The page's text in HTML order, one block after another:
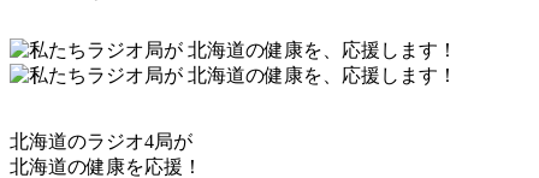
北海道のラジオ4局が
北海道の健康を応援！